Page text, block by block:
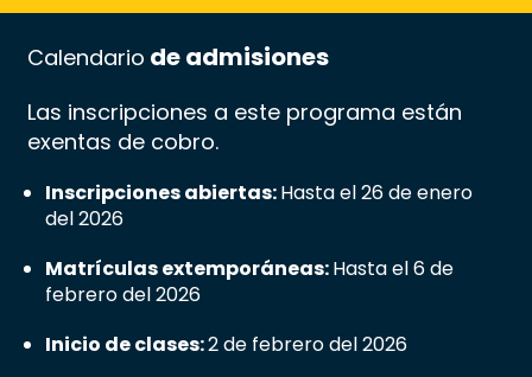
Calendario de admisiones
Las inscripciones a este programa están
exentas de cobro.
Inscripciones abiertas:Hasta el 26 de enero
del 2026
Matrículas extemporáneas:Hasta el 6 de
febrero del 2026
Inicio de clases:2 de febrero del 2026